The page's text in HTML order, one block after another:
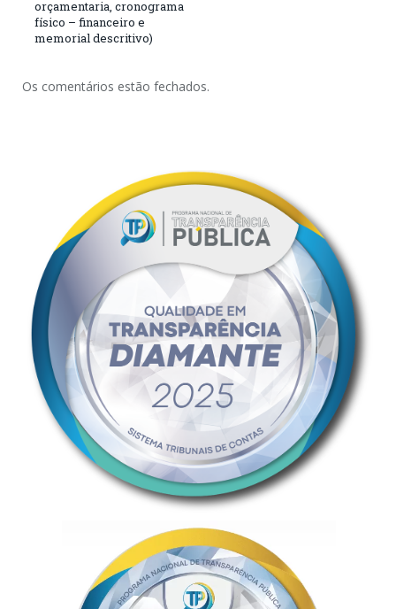
orçamentaria, cronograma
físico – financeiro e
memorial descritivo)
Os comentários estão fechados.